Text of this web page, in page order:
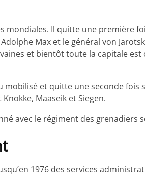
Il quitte une première
Max et le général von
et bientôt toute la capitale
mobilisé et quitte une seconde
Maaseik et Siegen.
avec le régiment des grenadiers
1976 des services